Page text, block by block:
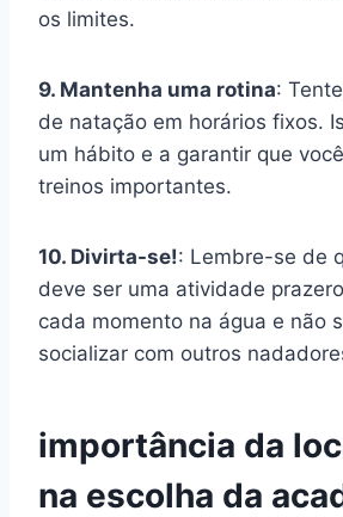
os limites.
9. Mantenha uma rotina:
de natação em horários fixos.
um hábito e a garantir que
treinos importantes.
10. Divirta-se!: Lembre-se de
deve ser uma atividade
cada momento na água e não
socializar com outros
importância da
na escolha da